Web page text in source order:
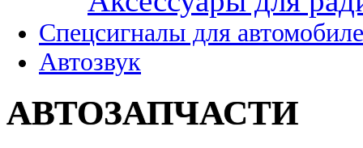
Спецсигналы для
Автозвук
АВТОЗАПЧАСТИ